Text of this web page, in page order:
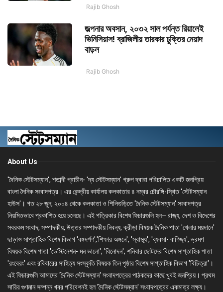
Rajib Ghosh
জল্পনার অবসান, ২০৩২ সাল পর্যন্ত রিয়ালেই
ভিনিসিয়াস! ব্রাজিলীয় তারকার চুক্তির মেয়াদ
বাড়ল
Rajib Ghosh
About Us
'দৈনিক স্টেটসম্যান', শতাব্দী প্রাচীন- 'দ্য স্টেটসম্যান' গ্রুপ দ্বারা পরিচালিত একটি জনপ্রিয়
বাংলা দৈনিক সংবাদপত্র। এর কেন্দ্রীয় কার্যালয় কলকাতার ৪ নম্বর চৌরঙ্গি-স্থিত 'স্টেটসম্যান
হাউস'। গত ২৮ জুন, ২০০৪ থেকে কলকাতা ও শিলিগুড়িতে 'দৈনিক স্টেটসম্যান' সংবাদপত্র
নিয়মিতভাবে প্রকাশিত হয়ে চলেছে। এই পত্রিকার বিশেষ ফিচারগুলি হল– রাজ্য, দেশ ও বিদেশের
সবরকম সংবাদ, সম্পাদকীয়, উত্তর সম্পাদকীয় নিবন্ধ, ক্রীড়া বিষয়ক দৈনিক পাতা 'খেলার ময়দানে'
ছাড়াও সাপ্তাহিক বিশেষ বিভাগ 'বঙ্গদর্পণ','শিক্ষার অঙ্গনে', 'স্বাস্থ্য', 'ব্যবসা- বাণিজ্য', ভ্রমণ
বিষয়ক বিশেষ পাতা 'ডেস্টিনেশন- মন ভালো', 'বিনোদন', শনিবার ছোটদের বিশেষ সাপ্তাহিক পাতা
'রংবেরং' এবং রবিবারের সাহিত্য সংস্কৃতি বিষয়ক তিন পৃষ্ঠার বিশেষ সাপ্তাহিক বিভাগ 'বিচিত্রা'।
এই ফিচারগুলি আমাদের 'দৈনিক স্টেটসম্যান' সংবাদপত্রের পাঠকদের কাছে খুবই জনপ্রিয়। প্রথম
সারির গুণমান সম্পন্ন খবর পরিবেশনই হল 'দৈনিক স্টেটসম্যান' সংবাদপত্রের একমাত্র লক্ষ্য।